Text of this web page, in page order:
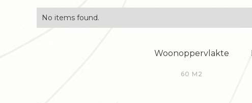
No items found.
Woonoppervlakte
60 M2